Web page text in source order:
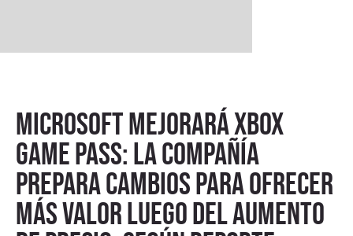
Microsoft mejorará Xbox
Game Pass: la compañía
prepara cambios para ofrecer
más valor luego del aumento